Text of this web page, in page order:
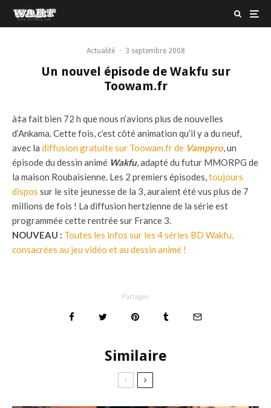
Actualité · 3 septembre 2008
Un nouvel épisode de Wakfu sur
Toowam.fr
à‡a fait bien 72 h que nous n’avions plus de nouvelles
d’Ankama. Cette fois, c’est côté animation qu’il y a du neuf,
avec la diffusion gratuite sur Toowam.fr de Vampyro, un
épisode du dessin animé Wakfu, adapté du futur MMORPG de
la maison Roubaisienne. Les 2 premiers épisodes,toujours
dispos sur le site jeunesse de la 3, auraient été vus plus de 7
millions de fois ! La diffusion hertzienne de la série est
programmée cette rentrée sur France 3.
NOUVEAU : Toutes les infos sur les 4 séries BD Wakfu,
consacrées au jeu vidéo et au dessin animé !
Partager
Similaire